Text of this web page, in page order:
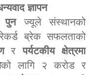
ज्ञापन
पुनज्यूले संस्थानको
ब्रेक सफलताको
रपर्यटकीय क्षेत्रमा
को लागि २ करोड र